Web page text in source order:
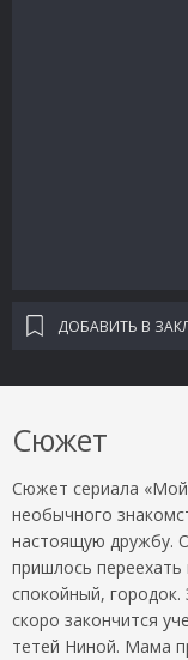
ДОБАВИТЬ В
Сюжет
Сюжет сериала «Мой
необычного
настоящую дружбу.
пришлось переехать
спокойный, городок.
скоро закончится
тетей Ниной. Мама